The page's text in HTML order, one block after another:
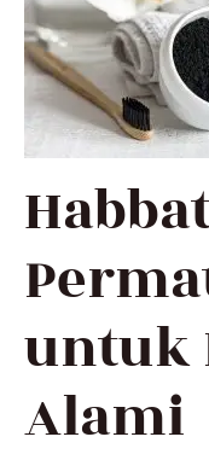
untuk
Alami